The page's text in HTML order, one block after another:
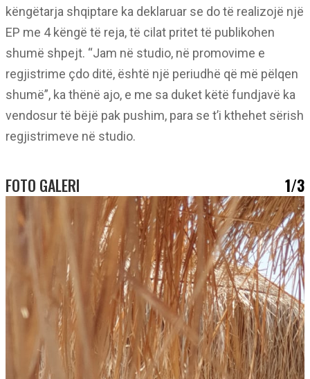
këngëtarja shqiptare ka deklaruar se do të realizojë një
EP me 4 këngë të reja, të cilat pritet të publikohen
shumë shpejt. “Jam në studio, në promovime e
regjistrime çdo ditë, është një periudhë që më pëlqen
shumë”, ka thënë ajo, e me sa duket këtë fundjavë ka
vendosur të bëjë pak pushim, para se t’i kthehet sërish
regjistrimeve në studio.
FOTO GALERI 1/3